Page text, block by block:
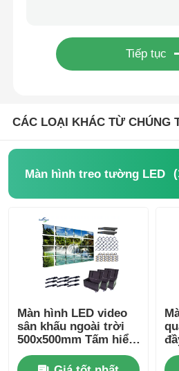
Yêu cầu báo giá
Màn hình hiển thị LED
Màn hình LED cho buổi hòa
Tường video LED COB
Màn hình SMD LED
CÁC LOẠI KHÁC TỪ CHÚNG
Màn hình treo tường LED
Màn hình LED video
sân khấu ngoài trời
500x500mm Tấm hiển
thị P3.91